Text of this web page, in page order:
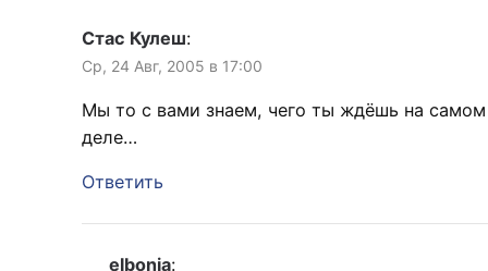
Стас Кулеш:
Ср, 24 Авг, 2005 в 17:00
Мы то с вами знаем, чего ты ждёшь на самом
деле…
Ответить
elbonia: